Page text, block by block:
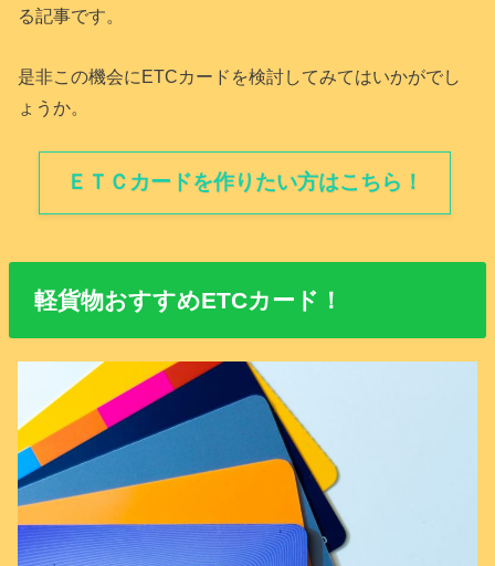
る記事です。
是非この機会にETCカードを検討してみてはいかがでし
ょうか。
ＥＴＣカードを作りたい方はこちら！
軽貨物おすすめETCカード！